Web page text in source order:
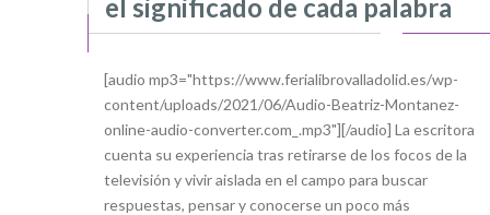
el significado de cada palabra
[audio mp3="https://www.ferialibrovalladolid.es/wp-
content/uploads/2021/06/Audio-Beatriz-Montanez-
online-audio-converter.com_.mp3"][/audio] La escritora
cuenta su experiencia tras retirarse de los focos de la
televisión y vivir aislada en el campo para buscar
respuestas, pensar y conocerse un poco más